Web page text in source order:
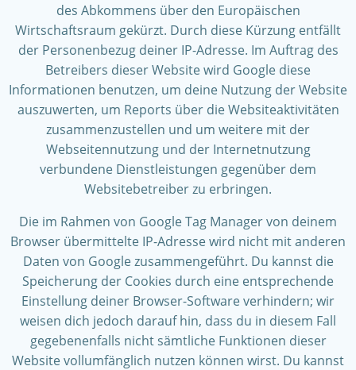
des Abkommens über den Europäischen
Wirtschaftsraum gekürzt. Durch diese Kürzung entfällt
der Personenbezug deiner IP-Adresse. Im Auftrag des
Betreibers dieser Website wird Google diese
Informationen benutzen, um deine Nutzung der Website
auszuwerten, um Reports über die Websiteaktivitäten
zusammenzustellen und um weitere mit der
Webseitennutzung und der Internetnutzung
verbundene Dienstleistungen gegenüber dem
Websitebetreiber zu erbringen.
Die im Rahmen von Google Tag Manager von deinem
Browser übermittelte IP-Adresse wird nicht mit anderen
Daten von Google zusammengeführt. Du kannst die
Speicherung der Cookies durch eine entsprechende
Einstellung deiner Browser-Software verhindern; wir
weisen dich jedoch darauf hin, dass du in diesem Fall
gegebenenfalls nicht sämtliche Funktionen dieser
Website vollumfänglich nutzen können wirst. Du kannst